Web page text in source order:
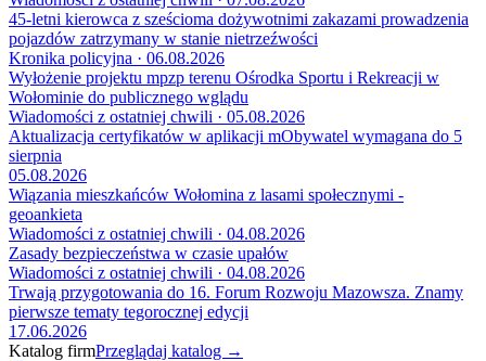
45-letni kierowca z sześcioma dożywotnimi zakazami prowadzenia
pojazdów zatrzymany w stanie nietrzeźwości
Kronika policyjna · 06.08.2026
Wyłożenie projektu mpzp terenu Ośrodka Sportu i Rekreacji w
Wołominie do publicznego wglądu
Wiadomości z ostatniej chwili · 05.08.2026
Aktualizacja certyfikatów w aplikacji mObywatel wymagana do 5
sierpnia
05.08.2026
Wiązania mieszkańców Wołomina z lasami społecznymi -
geoankieta
Wiadomości z ostatniej chwili · 04.08.2026
Zasady bezpieczeństwa w czasie upałów
Wiadomości z ostatniej chwili · 04.08.2026
Trwają przygotowania do 16. Forum Rozwoju Mazowsza. Znamy
pierwsze tematy tegorocznej edycji
17.06.2026
Katalog firmPrzeglądaj katalog →